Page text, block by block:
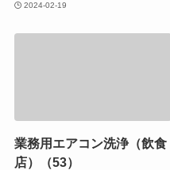
2024-02-19
業務用エアコン洗浄（飲食
店）（53）